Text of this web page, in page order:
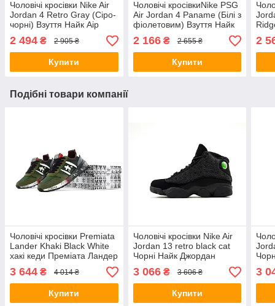
Чоловічі кросівки Nike Air
Jordan 4 Retro Gray (Cіро-
чорні) Взуття Найк Аір
Джордан 4 Ретро шкіра
текстиль В'єтнам
2 494 ₴ 2 905 ₴
Купити
Чоловічі кросівкиNike PSG
Air Jordan 4 Paname (Білі з
фіолетовим) Взуття Найк
Джордан нубук текстиль
демісезон В'єтнам
2 166₴ 2 655 ₴
Купити
2
Подібні товари компанії
Чоловічі кросівки Premiata
Lander Khaki Black White
хакі кеди Преміата Ландер
замша текстиль демісезон
для хлопців В'єтнам
3 644 ₴ 4 014 ₴
Купити
Чоловічі кросівки Nike Air
Jordan 13 retro black cat
Чорні Найк Джордан
замша текстиль демісезон
3 066₴ 3 606 ₴
Купити
3